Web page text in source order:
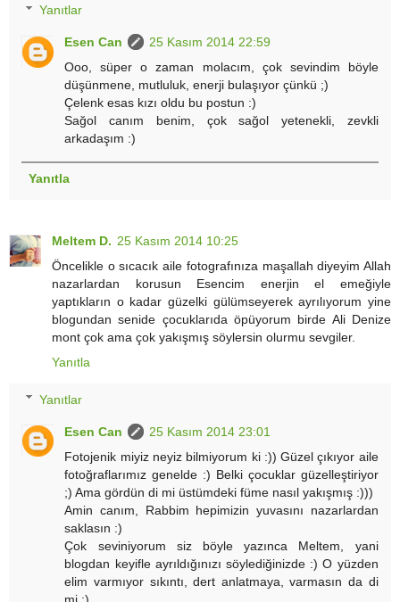
Yanıtlar
Esen Can
25 Kasım 2014 22:59
Ooo, süper o zaman molacım, çok sevindim böyle
düşünmene, mutluluk, enerji bulaşıyor çünkü ;)
Çelenk esas kızı oldu bu postun :)
Sağol canım benim, çok sağol yetenekli, zevkli
arkadaşım :)
Yanıtla
Meltem D. 25 Kasım 2014 10:25
Öncelikle o sıcacık aile fotografınıza maşallah diyeyim Allah
nazarlardan korusun Esencim enerjin el emeğiyle
yaptıkların o kadar güzelki gülümseyerek ayrılıyorum yine
blogundan senide çocuklarıda öpüyorum birde Ali Denize
mont çok ama çok yakışmış söylersin olurmu sevgiler.
Yanıtla
Yanıtlar
Esen Can
25 Kasım 2014 23:01
Fotojenik miyiz neyiz bilmiyorum ki :)) Güzel çıkıyor aile
fotoğraflarımız genelde :) Belki çocuklar güzelleştiriyor
;) Ama gördün di mi üstümdeki füme nasıl yakışmış :)))
Amin canım, Rabbim hepimizin yuvasını nazarlardan
saklasın :)
Çok seviniyorum siz böyle yazınca Meltem, yani
blogdan keyifle ayrıldığınızı söylediğinizde :) O yüzden
elim varmıyor sıkıntı, dert anlatmaya, varmasın da di
mi :)